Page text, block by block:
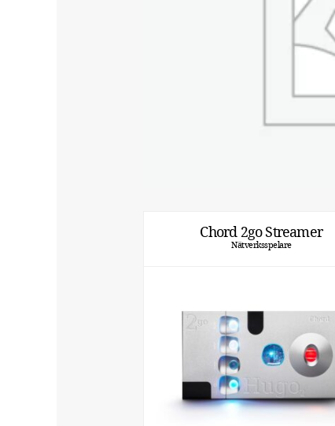
Chord 2go Streamer
Nätverksspelare